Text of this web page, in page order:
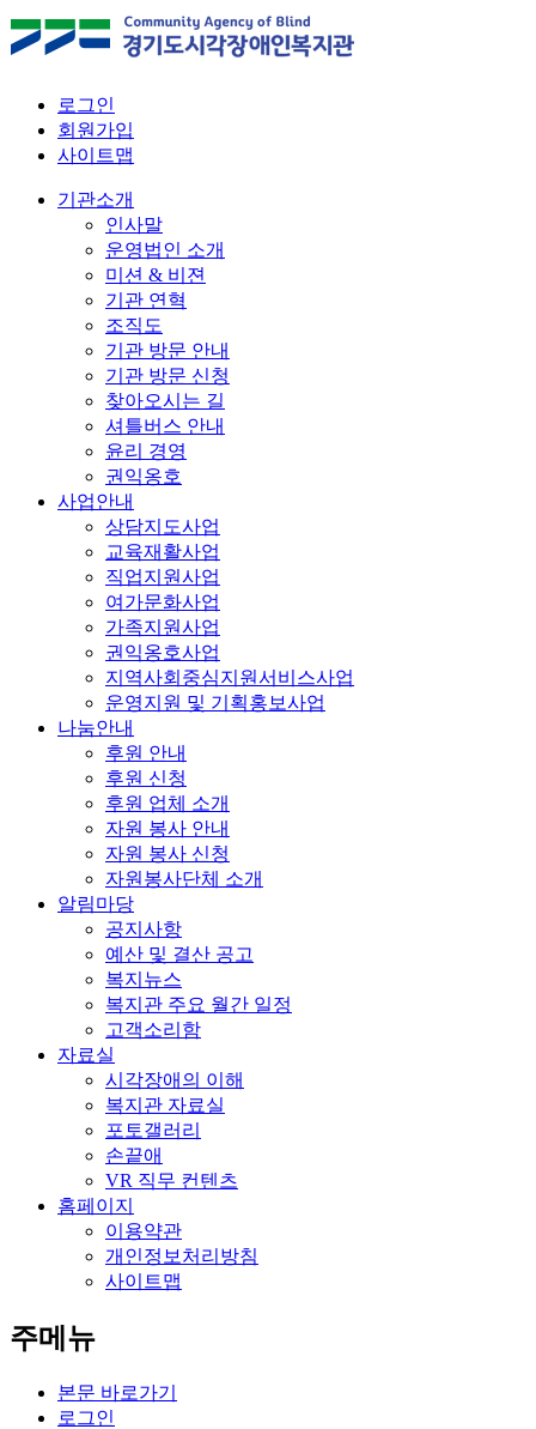
로그인
회원가입
사이트맵
기관소개
인사말
운영법인 소개
미션 & 비젼
기관 연혁
조직도
기관 방문 안내
기관 방문 신청
찾아오시는 길
셔틀버스 안내
윤리 경영
권익옹호
사업안내
상담지도사업
교육재활사업
직업지원사업
여가문화사업
가족지원사업
권익옹호사업
지역사회중심지원서비스사업
운영지원 및 기획홍보사업
나눔안내
후원 안내
후원 신청
후원 업체 소개
자원 봉사 안내
자원 봉사 신청
자원봉사단체 소개
알림마당
공지사항
예산 및 결산 공고
복지뉴스
복지관 주요 월간 일정
고객소리함
자료실
시각장애의 이해
복지관 자료실
포토갤러리
손끝애
VR 직무 컨텐츠
홈페이지
이용약관
개인정보처리방침
사이트맵
주메뉴
본문 바로가기
로그인